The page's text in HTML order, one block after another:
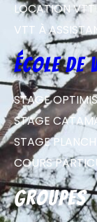
LOCATION VTT
VTT À
école de
STAGE
STAGE
STAGE
COURS
groupes